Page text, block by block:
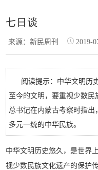
七日谈
来源：新民周刊 2019-
阅读提示：中华文明历
至今的文明，要重视少数
总书记在内蒙古考察时指出
多元一统的中华民族。
中华文明历史悠久，是世界
视少数民族文化遗产的保护传